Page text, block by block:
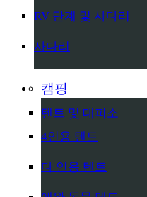
RV 단계 및 사다리
사다리
캠핑
텐트 및 대피소
4인용 텐트
다 인용 텐트